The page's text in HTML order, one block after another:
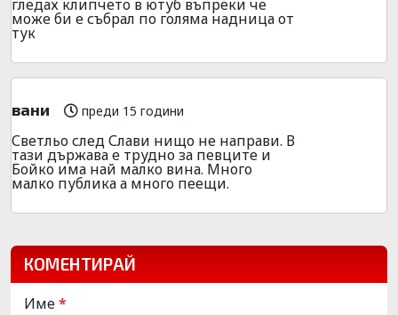
гледах клипчето в ютуб въпреки че
може би е събрал по голяма надница от
тук
вани преди 15 години
Светльо след Слави нищо не направи. В
тази държава е трудно за певците и
Бойко има най малко вина. Много
малко публика а много пеещи.
КОМЕНТИРАЙ
Име*